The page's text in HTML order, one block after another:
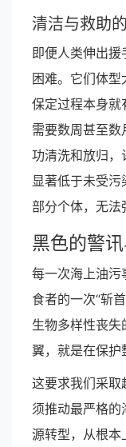
清洁与救助
即便人类伸出
困难。它们体
保定过程本身就
需要数周甚至
功清洗和放归，
显著低于未受
部分个体，无法
黑色的警
每一次海上油污
食者的一次“斩
生物多样性丧失
翼，就是在保护
这要求我们采
须推动最严格
源转型，从根本